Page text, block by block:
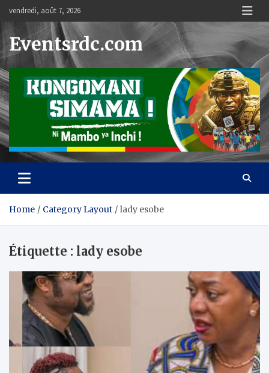
content
vendredi, août 7, 2026
Eventsrdc.com
Home Category Layout lady esobe
Étiquette : lady esobe